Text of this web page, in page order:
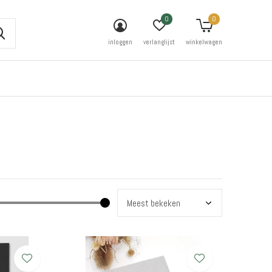
inloggen verlanglijst
0
winkelwagen
0